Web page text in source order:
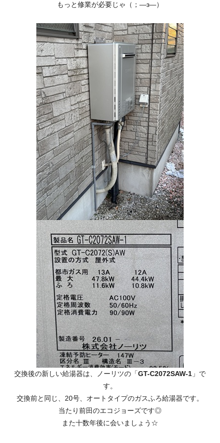
もっと修業が必要じゃ（；―з―）
交換後の新しい給湯器は、ノーリツの「GT-C2072SAW-1 」で
す。
交換前と同じ、20号、オートタイプのガスふろ給湯器です。
当たり前田のエコジョーズです◎
また十数年後に会いましょう☆